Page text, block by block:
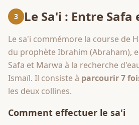
3 Le Sa'i : Entre
Le sa'i commémore la course de
du prophète Ibrahim (Abraham),
Safa et Marwa à la recherche
Ismaïl. Il consiste à parcourir 7
les deux collines.
Comment effectuer le sa'i